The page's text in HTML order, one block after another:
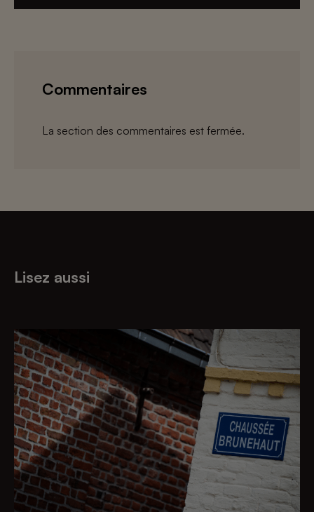
Commentaires
La section des commentaires est fermée.
Lisez aussi